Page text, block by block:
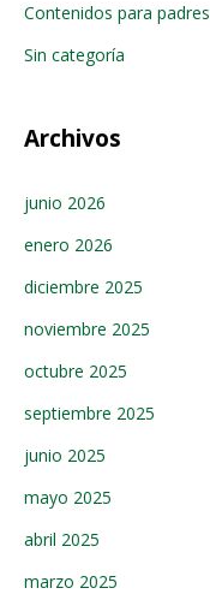
Contenidos para padres
Sin categoría
Archivos
junio 2026
enero 2026
diciembre 2025
noviembre 2025
octubre 2025
septiembre 2025
junio 2025
mayo 2025
abril 2025
marzo 2025